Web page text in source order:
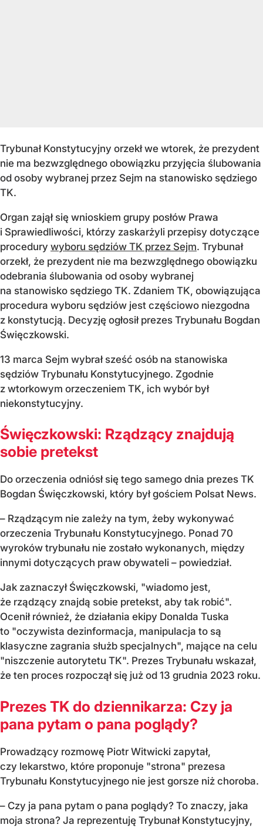
Trybunał Konstytucyjny orzekł we wtorek, że prezydent
nie ma bezwzględnego obowiązku przyjęcia ślubowania
od osoby wybranej przez Sejm na stanowisko sędziego
TK.
Organ zajął się wnioskiem grupy posłów Prawa
i Sprawiedliwości, którzy zaskarżyli przepisy dotyczące
procedury wyboru sędziów TK przez Sejm. Trybunał
orzekł, że prezydent nie ma bezwzględnego obowiązku
odebrania ślubowania od osoby wybranej
na stanowisko sędziego TK. Zdaniem TK, obowiązująca
procedura wyboru sędziów jest częściowo niezgodna
z konstytucją. Decyzję ogłosił prezes Trybunału Bogdan
Święczkowski.
13 marca Sejm wybrał sześć osób na stanowiska
sędziów Trybunału Konstytucyjnego. Zgodnie
z wtorkowym orzeczeniem TK, ich wybór był
niekonstytucyjny.
Święczkowski: Rządzący znajdują
sobie pretekst
Do orzeczenia odniósł się tego samego dnia prezes TK
Bogdan Święczkowski, który był gościem Polsat News.
– Rządzącym nie zależy na tym, żeby wykonywać
orzeczenia Trybunału Konstytucyjnego. Ponad 70
wyroków trybunału nie zostało wykonanych, między
innymi dotyczących praw obywateli – powiedział.
Jak zaznaczył Święczkowski, "wiadomo jest,
że rządzący znajdą sobie pretekst, aby tak robić".
Ocenił również, że działania ekipy Donalda Tuska
to "oczywista dezinformacja, manipulacja to są
klasyczne zagrania służb specjalnych", mające na celu
"niszczenie autorytetu TK". Prezes Trybunału wskazał,
że ten proces rozpoczął się już od 13 grudnia 2023 roku.
Prezes TK do dziennikarza: Czy ja
pana pytam o pana poglądy?
Prowadzący rozmowę Piotr Witwicki zapytał,
czy lekarstwo, które proponuje "strona" prezesa
Trybunału Konstytucyjnego nie jest gorsze niż choroba.
– Czy ja pana pytam o pana poglądy? To znaczy, jaka
moja strona? Ja reprezentuję Trybunał Konstytucyjny,